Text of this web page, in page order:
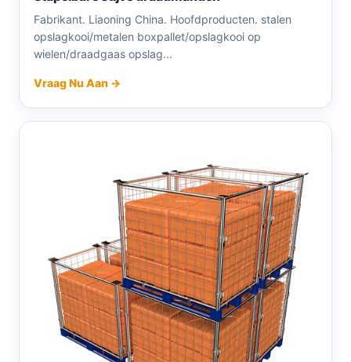
Fabrikant. Liaoning China. Hoofdproducten. stalen
opslagkooi/metalen boxpallet/opslagkooi op
wielen/draadgaas opslag...
Vraag Nu Aan →